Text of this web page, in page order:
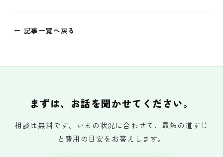
← 記事一覧へ戻る
まずは、お話を聞かせてください。
相談は無料です。いまの状況に合わせて、最短の道すじ
と費用の目安をお答えします。